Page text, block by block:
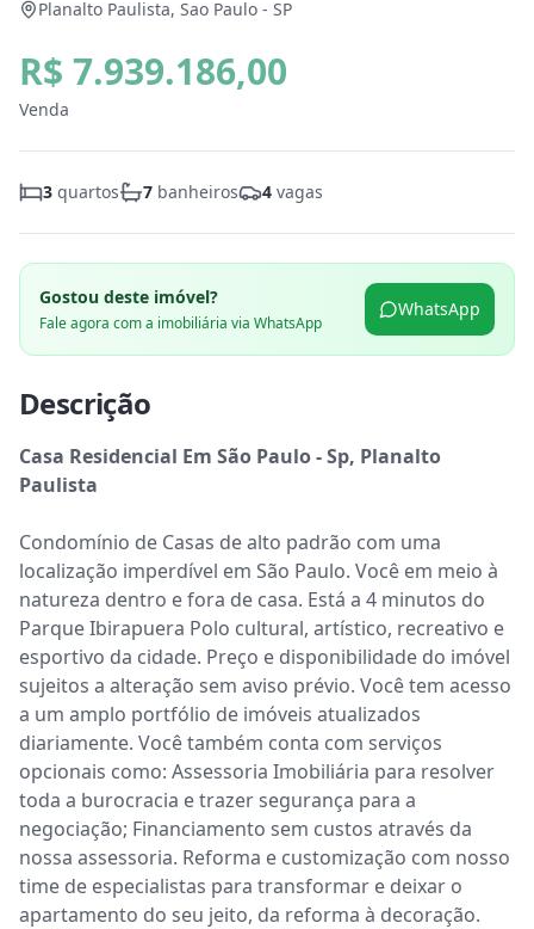
Planalto Paulista, Sao Paulo - SP
R$ 7.939.186,00
Venda
3 quartos 7 banheiros 4 vagas
Gostou deste imóvel?
Fale agora com a imobiliária via WhatsApp
WhatsApp
Descrição
Casa Residencial Em São Paulo - Sp, Planalto
Paulista
Condomínio de Casas de alto padrão com uma
localização imperdível em São Paulo. Você em meio à
natureza dentro e fora de casa. Está a 4 minutos do
Parque Ibirapuera Polo cultural, artístico, recreativo e
esportivo da cidade. Preço e disponibilidade do imóvel
sujeitos a alteração sem aviso prévio. Você tem acesso
a um amplo portfólio de imóveis atualizados
diariamente. Você também conta com serviços
opcionais como: Assessoria Imobiliária para resolver
toda a burocracia e trazer segurança para a
negociação; Financiamento sem custos através da
nossa assessoria. Reforma e customização com nosso
time de especialistas para transformar e deixar o
apartamento do seu jeito, da reforma à decoração.